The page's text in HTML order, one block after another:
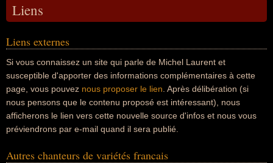
Liens
Liens externes
Si vous connaissez un site qui parle de Michel Laurent et
susceptible d'apporter des informations complémentaires à cette
page, vous pouvez nous proposer le lien . Après délibération (si
nous pensons que le contenu proposé est intéressant), nous
afficherons le lien vers cette nouvelle source d'infos et nous vous
préviendrons par e-mail quand il sera publié.
Autres chanteurs de variétés francais